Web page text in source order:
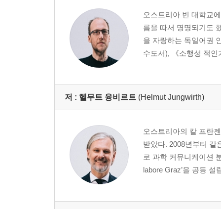
오스트리아 빈 대학교
름을 따서 명명되기도
을 자랑하는 독일어권
수도서), 《소행성 적
저 : 헬무트 융비르트 (Helmut Jungwirth)
오스트리아의 칼 프란
받았다. 2008년부터 같
로 과학 커뮤니케이션
labore Graz’을 공동 설